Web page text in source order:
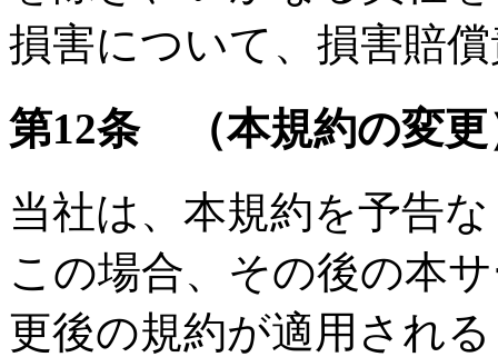
損害について、損害賠
第12条 （本規約の変更
当社は、本規約を予告
この場合、その後の本
更後の規約が適用され